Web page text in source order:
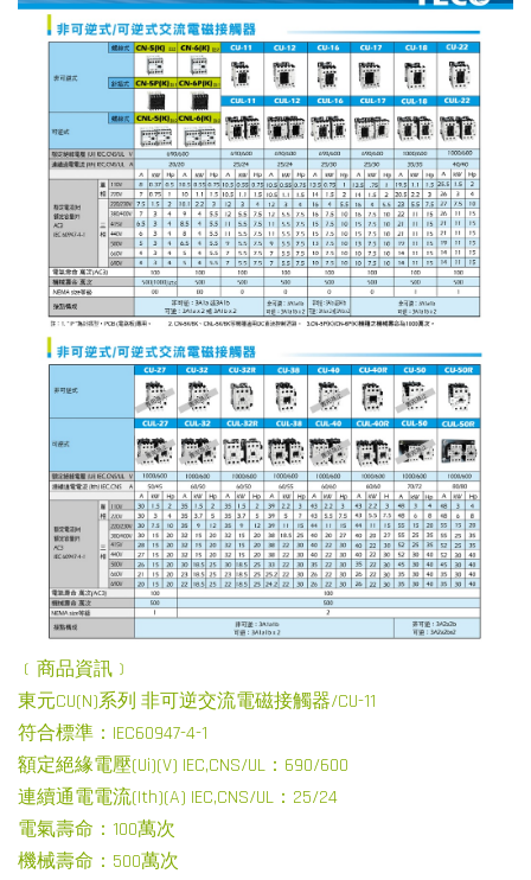
﹝商品資訊﹞
東元CU(N)系列 非可逆交流電磁接觸器/CU-11
符合標準：IEC60947-4-1
額定絕緣電壓(Ui)(V) IEC,CNS/UL：690/600
連續通電電流(Ith)(A) IEC,CNS/UL：25/24
電氣壽命：100萬次
機械壽命：500萬次